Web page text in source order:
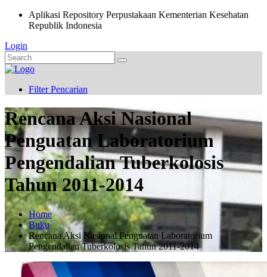
Aplikasi Repository Perpustakaan Kementerian Kesehatan
Republik Indonesia
Login
Filter Pencarian
Rencana Aksi Nasional
Penguatan Laboratorium
Pengendalian Tuberkolosis
Tahun 2011-2014
Home
Buku
Rencana Aksi Nasional Penguatan Laboratorium
Pengendalian Tuberkolosis Tahun 2011-2014